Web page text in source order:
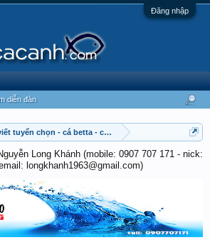
Đăng nhập
tuyển chọn - cá betta - cá cờ
Long Khánh (mobile: 0907 707 171 - nick:
longkhanh1963@gmail.com)
diễn đàn